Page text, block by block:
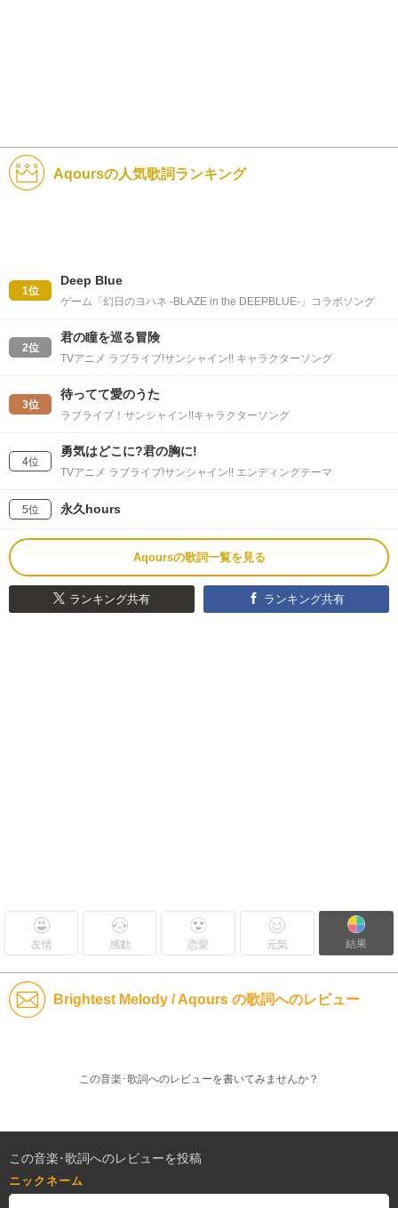
Aqoursの人気歌詞ランキング
1位
Deep Blue
ゲーム「幻日のヨハネ -BLAZE in the DEEPBLUE-」コラボソング
2位
君の瞳を巡る冒険
TVアニメ ラブライブ!サンシャイン!! キャラクターソング
3位
待ってて愛のうた
ラブライブ！サンシャイン!!キャラクターソング
4位
勇気はどこに?君の胸に!
TVアニメ ラブライブ!サンシャイン!! エンディングテーマ
5位 永久hours
Aqoursの歌詞一覧を見る
ランキング共有 ランキング共有
友情 感動 恋愛 元気 結果
Brightest Melody / Aqours の歌詞へのレビュー
この音楽･歌詞へのレビューを書いてみませんか？
この音楽･歌詞へのレビューを投稿
ニックネーム